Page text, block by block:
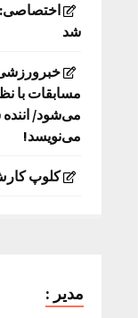
اختصاصی:
شد
مسابقات با
می‌شود/ اننده
می‌نویسد!
کلوپ
مدیر :